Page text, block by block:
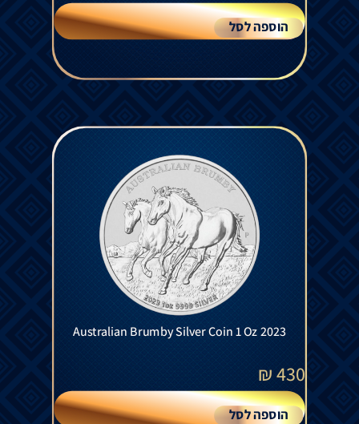
הוספה לסל
Australian Brumby Silver Coin 1 Oz 2023
430
₪
הוספה לסל